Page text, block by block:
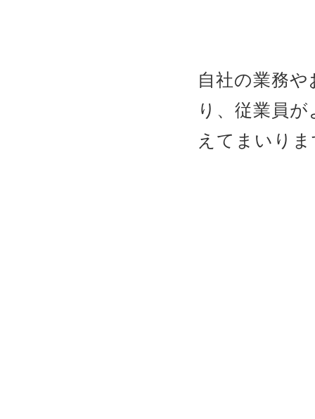
自社の業務
り、従業員
えてまいり